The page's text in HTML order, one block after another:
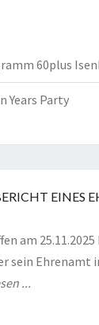
60plus
Years Party
EINES
am
sein Ehrenamt
...